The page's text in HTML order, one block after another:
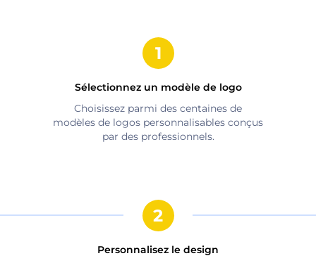
Sélectionnez un modèle de logo
Choisissez parmi des centaines de
modèles de logos personnalisables conçus
par des professionnels.
Personnalisez le design